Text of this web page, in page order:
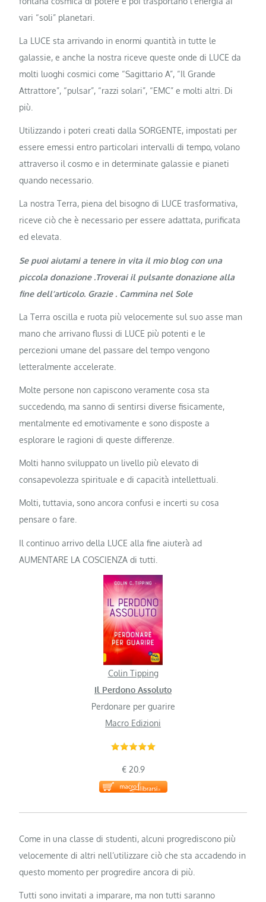
vari “soli” planetari.
La LUCE sta arrivando in enormi quantità in tutte le
galassie, e anche la nostra riceve queste onde di LUCE da
molti luoghi cosmici come “Sagittario A”, “Il Grande
Attrattore”, “pulsar”, “razzi solari”, “EMC” e molti altri. Di
più.
Utilizzando i poteri creati dalla SORGENTE, impostati per
essere emessi entro particolari intervalli di tempo, volano
attraverso il cosmo e in determinate galassie e pianeti
quando necessario.
La nostra Terra, piena del bisogno di LUCE trasformativa,
riceve ciò che è necessario per essere adattata, purificata
ed elevata.
Se puoi aiutami a tenere in vita il mio blog con una
piccola donazione .Troverai il pulsante donazione alla
fine dell’articolo. Grazie . Cammina nel Sole
La Terra oscilla e ruota più velocemente sul suo asse man
mano che arrivano flussi di LUCE più potenti e le
percezioni umane del passare del tempo vengono
letteralmente accelerate.
Molte persone non capiscono veramente cosa sta
succedendo, ma sanno di sentirsi diverse fisicamente,
mentalmente ed emotivamente e sono disposte a
esplorare le ragioni di queste differenze.
Molti hanno sviluppato un livello più elevato di
consapevolezza spirituale e di capacità intellettuali.
Molti, tuttavia, sono ancora confusi e incerti su cosa
pensare o fare.
Il continuo arrivo della LUCE alla fine aiuterà ad
AUMENTARE LA COSCIENZA di tutti.
Colin Tipping
Il Perdono Assoluto
Perdonare per guarire
Macro Edizioni
€ 20.9
Come in una classe di studenti, alcuni progrediscono più
velocemente di altri nell’utilizzare ciò che sta accadendo in
questo momento per progredire ancora di più.
Tutti sono invitati a imparare, ma non tutti saranno